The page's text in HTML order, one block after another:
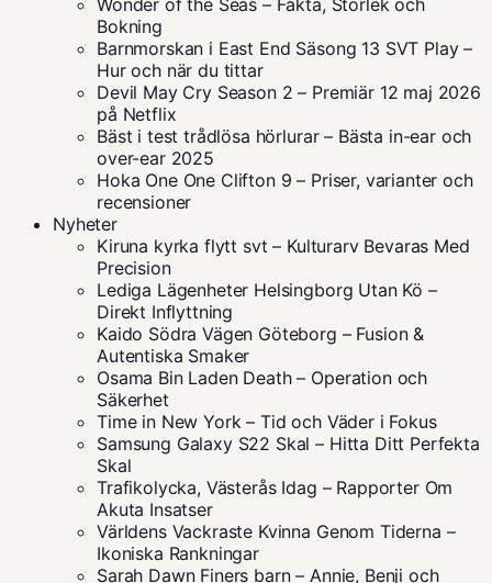
Wonder of the Seas – Fakta, Storlek och
Bokning
Barnmorskan i East End Säsong 13 SVT Play –
Hur och när du tittar
Devil May Cry Season 2 – Premiär 12 maj 2026
på Netflix
Bäst i test trådlösa hörlurar – Bästa in-ear och
over-ear 2025
Hoka One One Clifton 9 – Priser, varianter och
recensioner
Nyheter
Kiruna kyrka flytt svt – Kulturarv Bevaras Med
Precision
Lediga Lägenheter Helsingborg Utan Kö –
Direkt Inflyttning
Kaido Södra Vägen Göteborg – Fusion &
Autentiska Smaker
Osama Bin Laden Death – Operation och
Säkerhet
Time in New York – Tid och Väder i Fokus
Samsung Galaxy S22 Skal – Hitta Ditt Perfekta
Skal
Trafikolycka, Västerås Idag – Rapporter Om
Akuta Insatser
Världens Vackraste Kvinna Genom Tiderna –
Ikoniska Rankningar
Sarah Dawn Finers barn – Annie, Benji och